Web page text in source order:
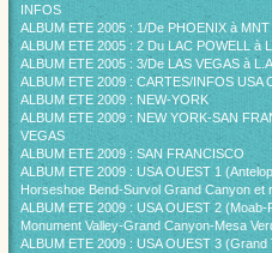
INFOS
ALBUM ETE 2005 : 1/De PHOENIX à MNT
ALBUM ETE 2005 : 2 Du LAC POWELL à
ALBUM ETE 2005 : 3/De LAS VEGAS à L.A.
ALBUM ETE 2009 : CARTES/INFOS USA
ALBUM ETE 2009 : NEW-YORK
ALBUM ETE 2009 : NEW YORK-SAN
VEGAS
ALBUM ETE 2009 : SAN FRANCISCO
ALBUM ETE 2009 : USA OUEST 1
Horseshoe Bend-Survol Grand Canyon et
ALBUM ETE 2009 : USA OUEST 2 (Moab-
Monument Valley-Grand Canyon-Mesa
ALBUM ETE 2009 : USA OUEST 3 (Grand